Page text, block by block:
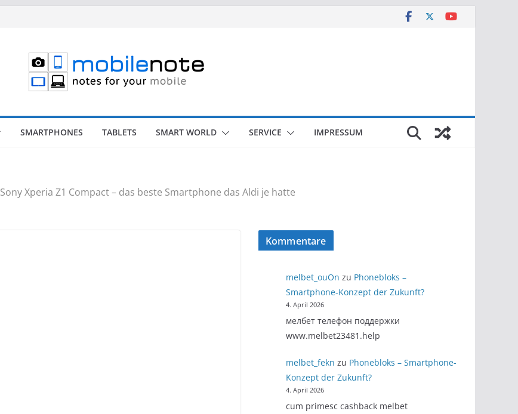
SMARTPHONES TABLETS SMART WORLD SERVICE IMPRESSUM
Sony Xperia Z1 Compact – das beste Smartphone das Aldi je hatte
Kommentare
melbet_ouOn zu Phonebloks –
Smartphone-Konzept der Zukunft?
4. April 2026
мелбет телефон поддержки
www.melbet23481.help
melbet_fekn zu Phonebloks – Smartphone-
Konzept der Zukunft?
4. April 2026
cum primesc cashback melbet